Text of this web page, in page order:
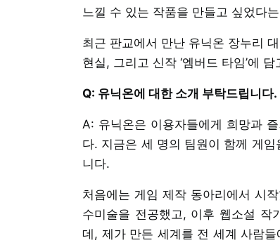
느낄 수 있는 작품을 만들고 싶었다
최근 판교에서 만난 유닉온 장누리
현실, 그리고 신작 ‘엠버드 타임’에
Q: 유닉온에 대한 소개 부탁드립니다.
A: 유닉온은 이용자들에게 희망과
다. 지금은 세 명의 팀원이 함께 게
니다.
처음에는 게임 제작 동아리에서 시
수미술을 전공했고, 이후 웹소설 작
데, 제가 만든 세계를 전 세계 사람